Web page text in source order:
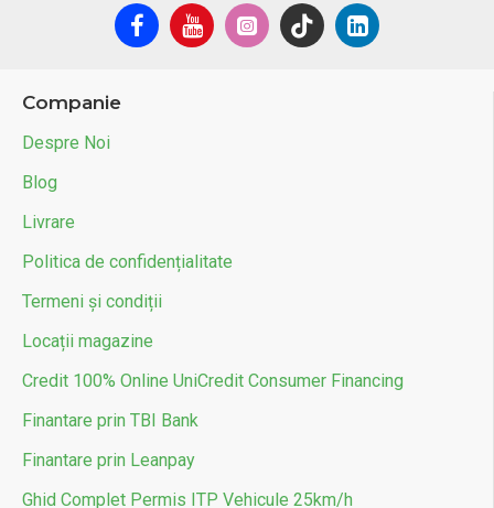
Companie
Despre Noi
Blog
Livrare
Politica de confidențialitate
Termeni și condiții
Locații magazine
Credit 100% Online UniCredit Consumer Financing
Finantare prin TBI Bank
Finantare prin Leanpay
Ghid Complet Permis ITP Vehicule 25km/h